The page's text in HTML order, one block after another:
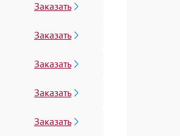
Заказать
Заказать
Заказать
Заказать
Заказать